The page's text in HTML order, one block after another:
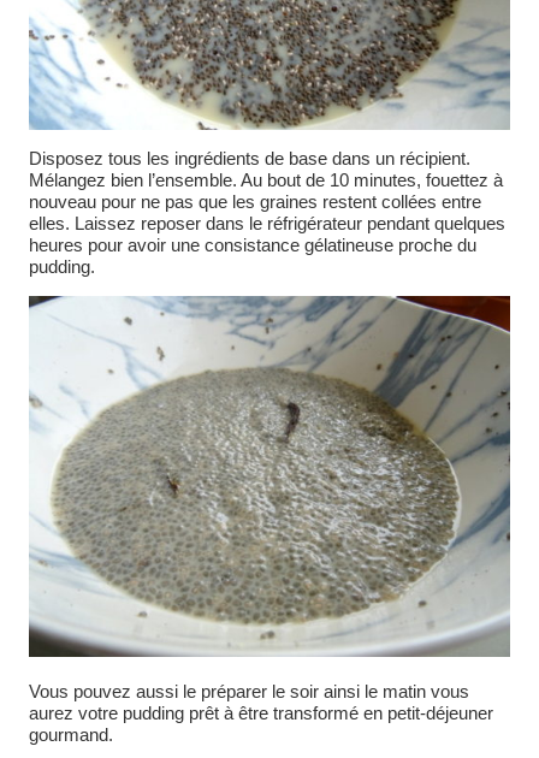
Disposez tous les ingrédients de base dans un récipient.
Mélangez bien l’ensemble. Au bout de 10 minutes, fouettez à
nouveau pour ne pas que les graines restent collées entre
elles. Laissez reposer dans le réfrigérateur pendant quelques
heures pour avoir une consistance gélatineuse proche du
pudding.
Vous pouvez aussi le préparer le soir ainsi le matin vous
aurez votre pudding prêt à être transformé en petit-déjeuner
gourmand.